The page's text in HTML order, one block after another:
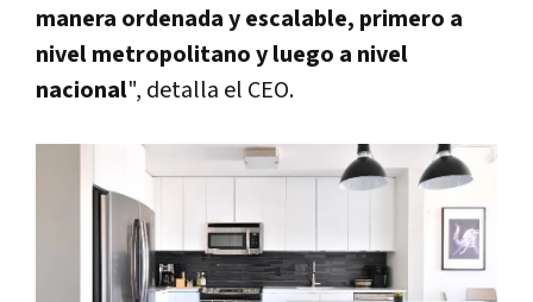
manera ordenada y escalable, primero a
nivel metropolitano y luego a nivel
nacional", detalla el CEO.